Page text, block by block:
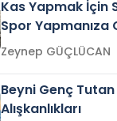
Kas Yapmak İçin
Spor Yapmanıza
Zeynep GÜÇLÜCAN
Beyni Genç Tutan
Alışkanlıkları